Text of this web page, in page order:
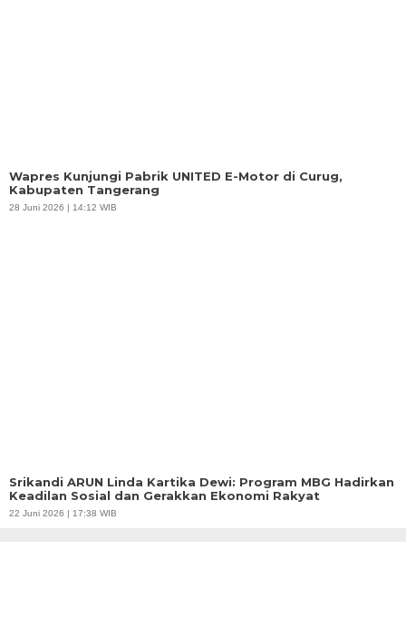
Wapres Kunjungi Pabrik UNITED E-Motor di Curug,
Kabupaten Tangerang
28 Juni 2026 | 14:12 WIB
Srikandi ARUN Linda Kartika Dewi: Program MBG Hadirkan
Keadilan Sosial dan Gerakkan Ekonomi Rakyat
22 Juni 2026 | 17:38 WIB